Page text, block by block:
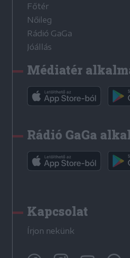
Főtér
Nőileg
Rádió GaGa
Jóállás
Médiatér
Rádió GaGa
Kapcsolat
Írjon nekünk